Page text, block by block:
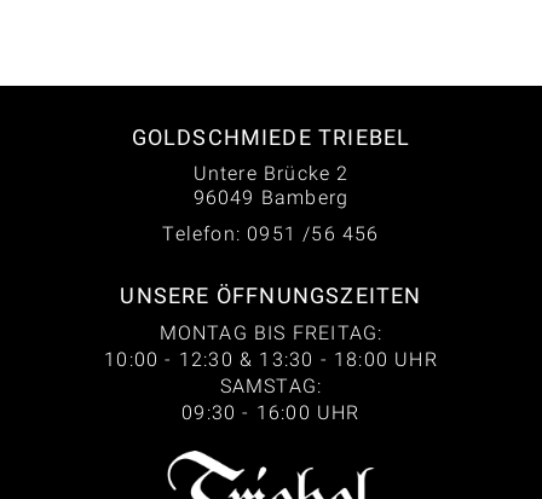
GOLDSCHMIEDE TRIEBEL
Untere Brücke 2
96049 Bamberg
Telefon: 0951 /56 456
UNSERE ÖFFNUNGSZEITEN
MONTAG BIS FREITAG:
10:00 - 12:30 & 13:30 - 18:00 UHR
SAMSTAG:
09:30 - 16:00 UHR